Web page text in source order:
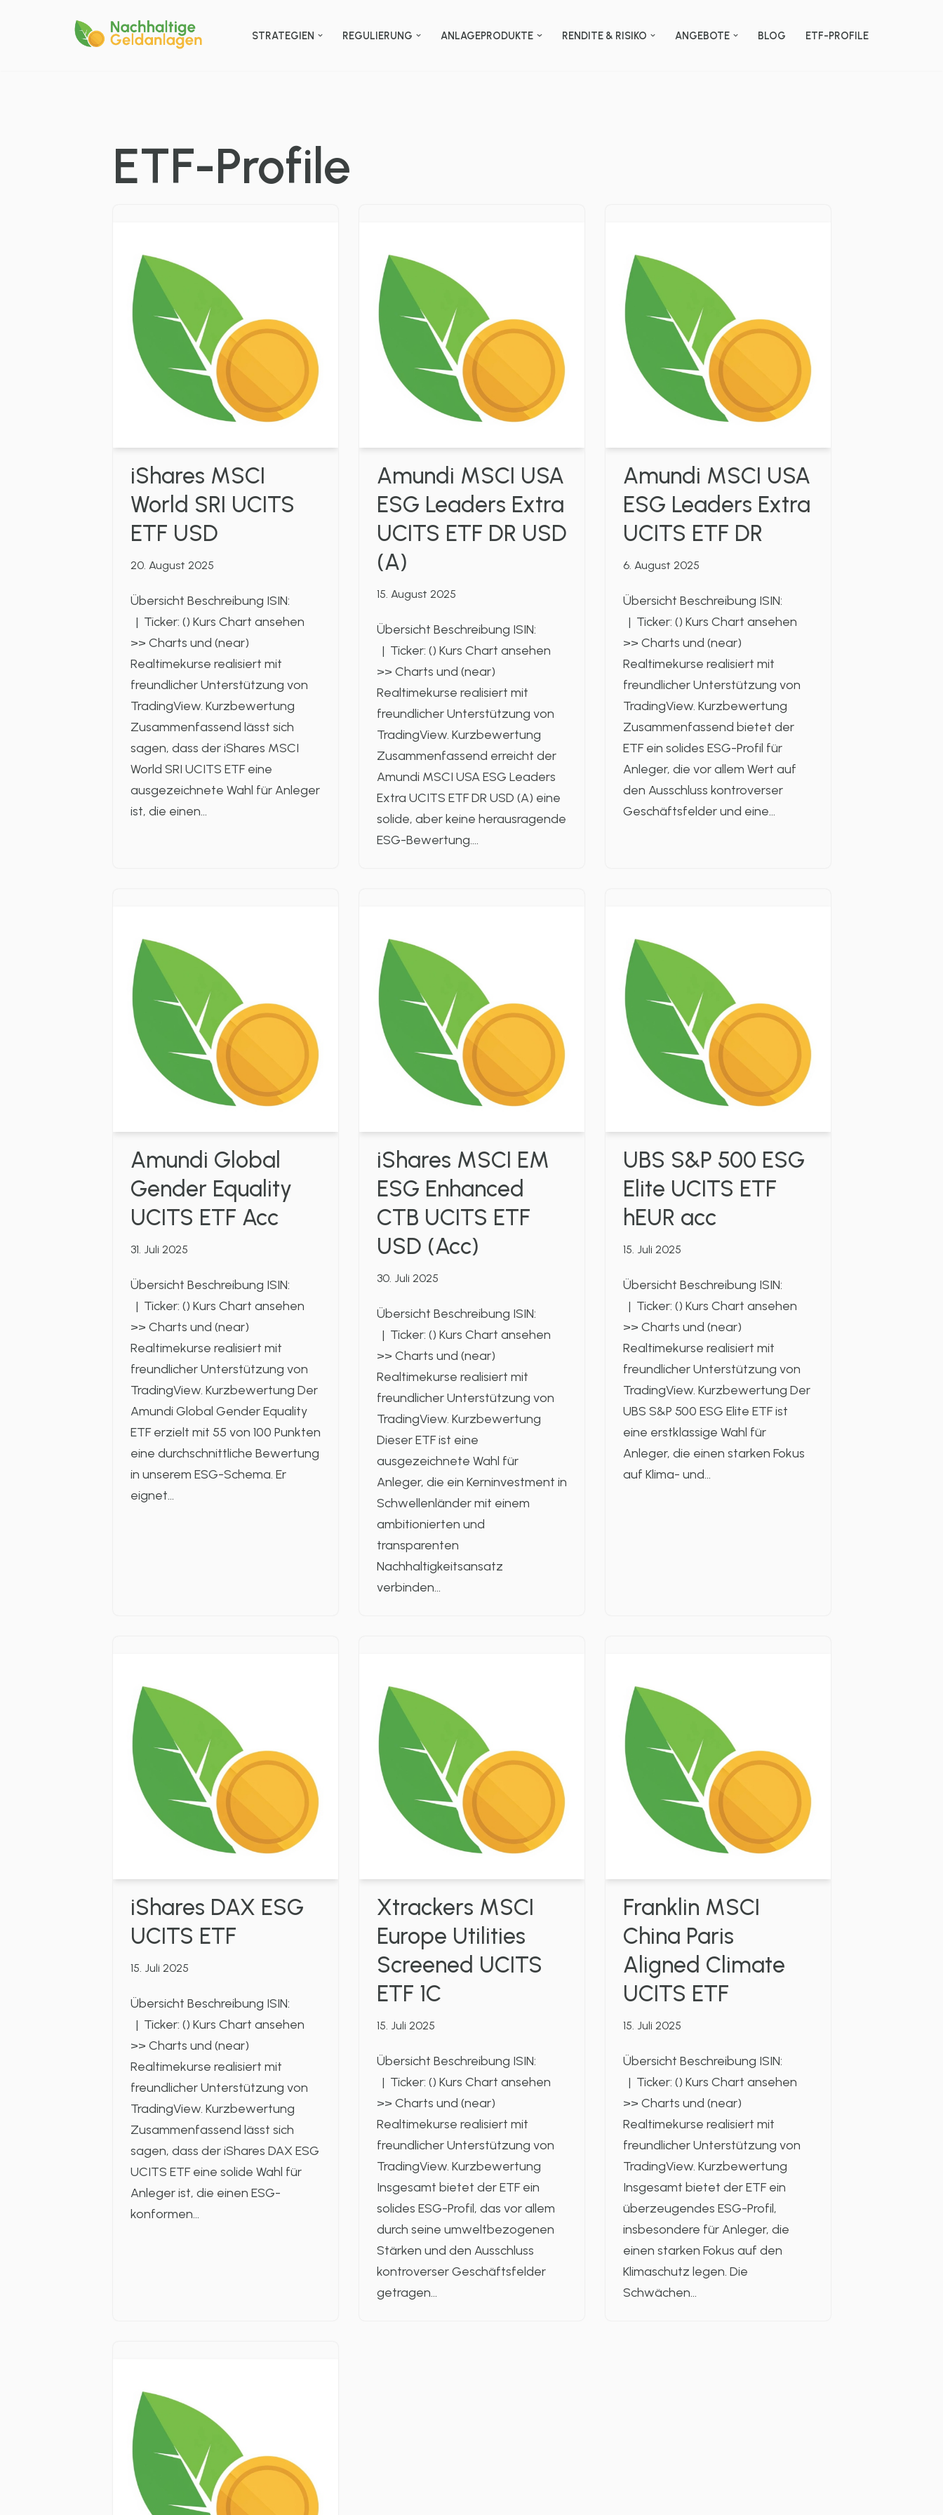
STRATEGIEN REGULIERUNG ANLAGEPRODUKTE RENDITE & RISIKO ANGEBOTE BLOG ETF-PROFILE
ETF-Profile
iShares MSCI
World SRI UCITS
ETF USD
20. August 2025
Übersicht Beschreibung ISIN:
| Ticker: () Kurs Chart ansehen
>> Charts und (near)
Realtimekurse realisiert mit
freundlicher Unterstützung von
TradingView. Kurzbewertung
Zusammenfassend lässt sich
sagen, dass der iShares MSCI
World SRI UCITS ETF eine
ausgezeichnete Wahl für Anleger
ist, die einen…
Amundi MSCI USA
ESG Leaders Extra
UCITS ETF DR USD
(A)
15. August 2025
Übersicht Beschreibung ISIN:
| Ticker: () Kurs Chart ansehen
>> Charts und (near)
Realtimekurse realisiert mit
freundlicher Unterstützung von
TradingView. Kurzbewertung
Zusammenfassend erreicht der
Amundi MSCI USA ESG Leaders
Extra UCITS ETF DR USD (A) eine
solide, aber keine herausragende
ESG-Bewertung.…
Amundi MSCI USA
ESG Leaders Extra
UCITS ETF DR
6. August 2025
Übersicht Beschreibung ISIN:
| Ticker: () Kurs Chart ansehen
>> Charts und (near)
Realtimekurse realisiert mit
freundlicher Unterstützung von
TradingView. Kurzbewertung
Zusammenfassend bietet der
ETF ein solides ESG-Profil für
Anleger, die vor allem Wert auf
den Ausschluss kontroverser
Geschäftsfelder und eine…
Amundi Global
Gender Equality
UCITS ETF Acc
31. Juli 2025
Übersicht Beschreibung ISIN:
| Ticker: () Kurs Chart ansehen
>> Charts und (near)
Realtimekurse realisiert mit
freundlicher Unterstützung von
TradingView. Kurzbewertung Der
Amundi Global Gender Equality
ETF erzielt mit 55 von 100 Punkten
eine durchschnittliche Bewertung
in unserem ESG-Schema. Er
eignet…
iShares MSCI EM
ESG Enhanced
CTB UCITS ETF
USD (Acc)
30. Juli 2025
Übersicht Beschreibung ISIN:
| Ticker: () Kurs Chart ansehen
>> Charts und (near)
Realtimekurse realisiert mit
freundlicher Unterstützung von
TradingView. Kurzbewertung
Dieser ETF ist eine
ausgezeichnete Wahl für
Anleger, die ein Kerninvestment in
Schwellenländer mit einem
ambitionierten und
transparenten
Nachhaltigkeitsansatz
verbinden…
UBS S&P 500 ESG
Elite UCITS ETF
hEUR acc
15. Juli 2025
Übersicht Beschreibung ISIN:
| Ticker: () Kurs Chart ansehen
>> Charts und (near)
Realtimekurse realisiert mit
freundlicher Unterstützung von
TradingView. Kurzbewertung Der
UBS S&P 500 ESG Elite ETF ist
eine erstklassige Wahl für
Anleger, die einen starken Fokus
auf Klima- und…
iShares DAX ESG
UCITS ETF
15. Juli 2025
Übersicht Beschreibung ISIN:
| Ticker: () Kurs Chart ansehen
>> Charts und (near)
Realtimekurse realisiert mit
freundlicher Unterstützung von
TradingView. Kurzbewertung
Zusammenfassend lässt sich
sagen, dass der iShares DAX ESG
UCITS ETF eine solide Wahl für
Anleger ist, die einen ESG-
konformen…
Xtrackers MSCI
Europe Utilities
Screened UCITS
ETF 1C
15. Juli 2025
Übersicht Beschreibung ISIN:
| Ticker: () Kurs Chart ansehen
>> Charts und (near)
Realtimekurse realisiert mit
freundlicher Unterstützung von
TradingView. Kurzbewertung
Insgesamt bietet der ETF ein
solides ESG-Profil, das vor allem
durch seine umweltbezogenen
Stärken und den Ausschluss
kontroverser Geschäftsfelder
getragen…
Franklin MSCI
China Paris
Aligned Climate
UCITS ETF
15. Juli 2025
Übersicht Beschreibung ISIN:
| Ticker: () Kurs Chart ansehen
>> Charts und (near)
Realtimekurse realisiert mit
freundlicher Unterstützung von
TradingView. Kurzbewertung
Insgesamt bietet der ETF ein
überzeugendes ESG-Profil,
insbesondere für Anleger, die
einen starken Fokus auf den
Klimaschutz legen. Die
Schwächen…